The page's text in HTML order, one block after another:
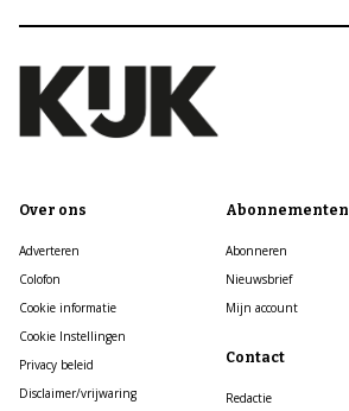
Over ons
Adverteren
Colofon
Cookie informatie
Cookie Instellingen
Privacy beleid
Disclaimer/vrijwaring
Abonnementen
Abonneren
Nieuwsbrief
Mijn account
Contact
Redactie